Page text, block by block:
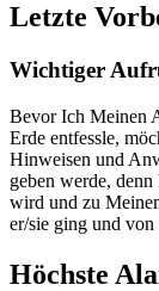
Letzte
Wichtiger
Bevor Ich Meinen
Erde entfessle,
Hinweisen und
geben werde,
wird und zu
er/sie ging und von
Höchste